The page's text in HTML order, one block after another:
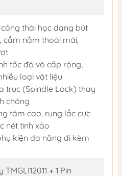
công thái học dạng bút
cầm nắm thoải mái,
tốc độ vô cấp rộng,
loại vật liệu
trục (Spindle Lock) thay
chóng
tâm cao, rung lắc cực
nét tinh xảo
kiện đa năng đi kèm
+ 1 Pin